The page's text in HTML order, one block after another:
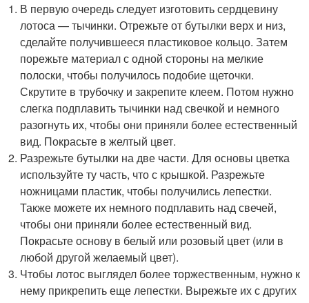
В первую очередь следует изготовить сердцевину
лотоса — тычинки. Отрежьте от бутылки верх и низ,
сделайте получившееся пластиковое кольцо. Затем
порежьте материал с одной стороны на мелкие
полоски, чтобы получилось подобие щеточки.
Скрутите в трубочку и закрепите клеем. Потом нужно
слегка подплавить тычинки над свечкой и немного
разогнуть их, чтобы они приняли более естественный
вид. Покрасьте в желтый цвет.
Разрежьте бутылки на две части. Для основы цветка
используйте ту часть, что с крышкой. Разрежьте
ножницами пластик, чтобы получились лепестки.
Также можете их немного подплавить над свечей,
чтобы они приняли более естественный вид.
Покрасьте основу в белый или розовый цвет (или в
любой другой желаемый цвет).
Чтобы лотос выглядел более торжественным, нужно к
нему прикрепить еще лепестки. Вырежьте их с других